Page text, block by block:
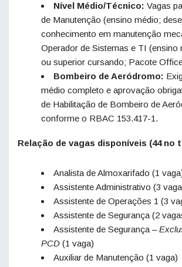
Nível Médio/Técnico: Vagas
de Manutenção (ensino médio;
conhecimento em manutenção
Operador de Sistemas e TI (ensino
ou superior cursando; Pacote
Bombeiro de Aeródromo:
médio completo e aprovação
de Habilitação de Bombeiro de
conforme o RBAC 153.417-1.
Relação de vagas disponíveis (44 no
Analista de Almoxarifado (1
Assistente Administrativo (3
Assistente de Operações 1 (3
Assistente de Segurança (2
Assistente de Segurança –
PCD (1 vaga)
Auxiliar de Manutenção (1 vaga)